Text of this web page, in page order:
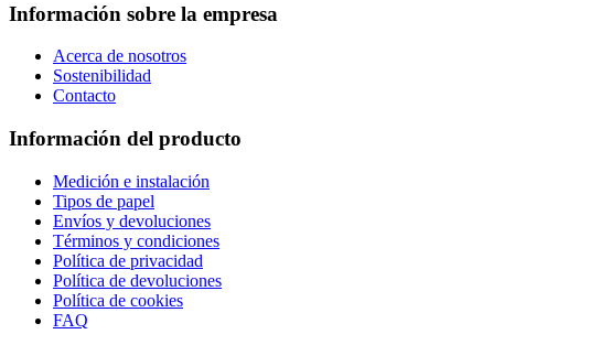
Información sobre la empresa
Acerca de nosotros
Sostenibilidad
Contacto
Información del producto
Medición e instalación
Tipos de papel
Envíos y devoluciones
Términos y condiciones
Política de privacidad
Política de devoluciones
Política de cookies
FAQ